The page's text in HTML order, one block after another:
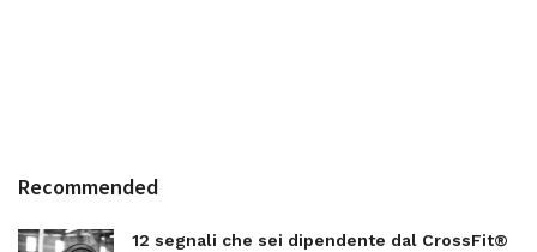
Recommended
12 segnali che sei dipendente dal CrossFit®